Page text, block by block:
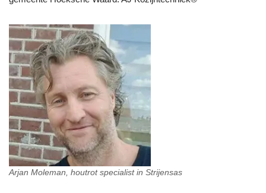
Arjan Moleman, houtrot specialist in Strijensas